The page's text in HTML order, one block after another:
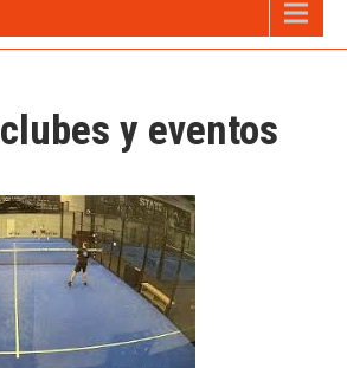
clubes y eventos